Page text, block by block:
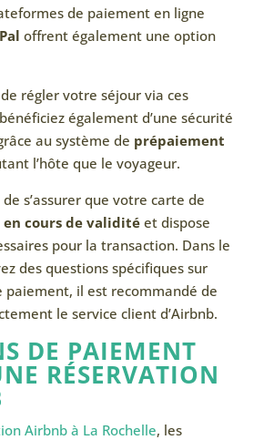
de paiement en ligne
offrent également une option
régler votre séjour via ces
également d’une sécurité
au système de prépaiement
l’hôte que le voyageur.
s’assurer que votre carte de
en cours de validitéet dispose
pour la transaction. Dans le
des questions spécifiques sur
paiement, il est recommandé de
le service client d’Airbnb.
DE PAIEMENT
RÉSERVATION
Airbnb à La Rochelle, les